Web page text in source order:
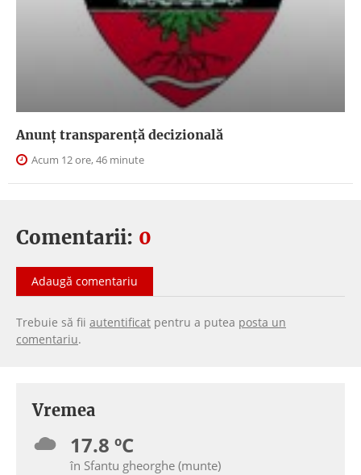
Anunţ transparenţă decizională
Acum 12 ore, 46 minute
Comentarii: 0
Adaugă comentariu
Trebuie să fii autentificat pentru a putea posta un
comentariu.
Vremea
17.8 ºC
în Sfantu gheorghe (munte)